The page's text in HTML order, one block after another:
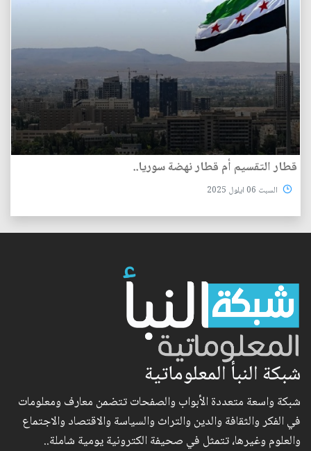
قطار التقسيم أم قطار نهضة سوريا..
السبت 06 ايلول 2025
شبكة النبأ المعلوماتية
شبكة واسعة متعددة الأبواب والصفحات تتضمن معارف ومعلومات
في الفكر والثقافة والدين والتراث والسياسة والاقتصاد والاجتماع
والعلوم وغيرها، تتمثل في صحيفة الكترونية يومية شاملة..